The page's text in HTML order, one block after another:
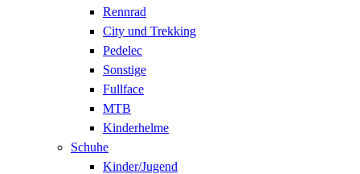
Rennrad
City und Trekking
Pedelec
Sonstige
Fullface
MTB
Kinderhelme
Schuhe
Kinder/Jugend